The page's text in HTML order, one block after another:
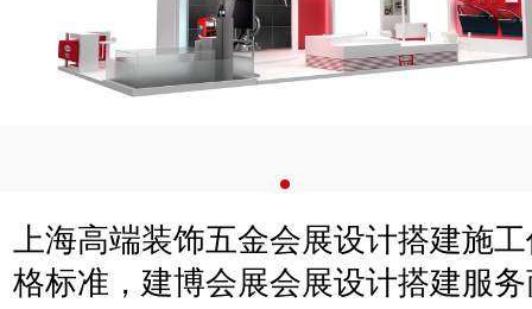
上海高端装饰五金会展设计搭建施
格标准，建博会展会展设计搭建服